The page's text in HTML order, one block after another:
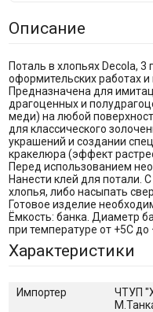
Описание
Поталь в хлопьях Decola, 3
оформительских работах и
Предназначена для
драгоценных и
меди) на любой
для классического
украшений и создании
кракелюра (эффект
Перед использованием
Нанести клей для потали.
хлопья, либо насыпать
Готовое изделие
Ёмкость: банка. Диаметр
при температуре от +5С до
Характеристики
Импортер
ЧТУП